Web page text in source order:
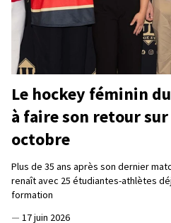
Le hockey féminin
à faire son retour sur
octobre
Plus de 35 ans après son dernier
renaît avec 25 étudiantes-athlètes
formation
— 17 juin 2026